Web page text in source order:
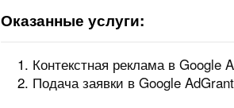
Оказанные услуги:
Контекстная реклама в Google
Подача заявки в Google